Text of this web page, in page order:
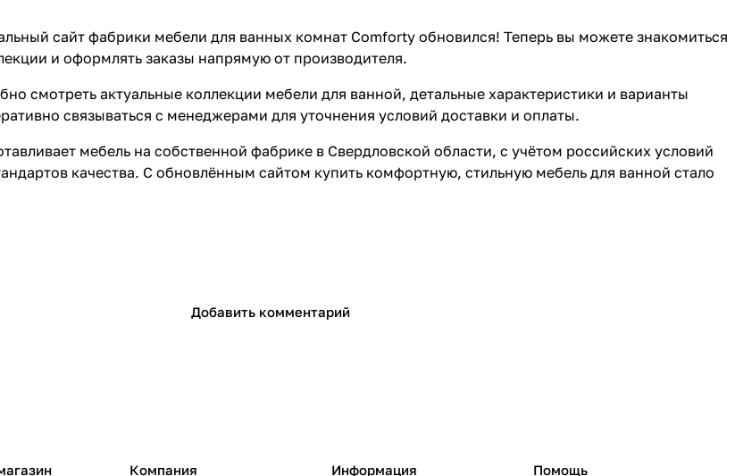
сайт фабрики мебели для ванных комнат Comforty обновился! Теперь вы можете знакомиться
и оформлять заказы напрямую от производителя.
смотреть актуальные коллекции мебели для ванной, детальные характеристики и варианты
связываться с менеджерами для уточнения условий доставки и оплаты.
мебель на собственной фабрике в Свердловской области, с учётом российских условий
качества. С обновлённым сайтом купить комфортную, стильную мебель для ванной стало
Добавить комментарий
Компания Информация Помощь